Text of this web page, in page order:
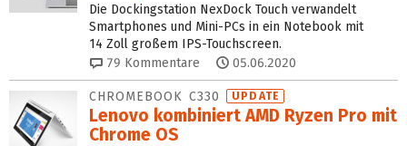
Die Dockingstation NexDock Touch verwandelt
Smartphones und Mini-PCs in ein Notebook mit
14 Zoll großem IPS-Touchscreen.
79 Kommentare 05.06.2020
CHROMEBOOK C330 UPDATE
Lenovo kombiniert AMD Ryzen Pro mit
Chrome OS